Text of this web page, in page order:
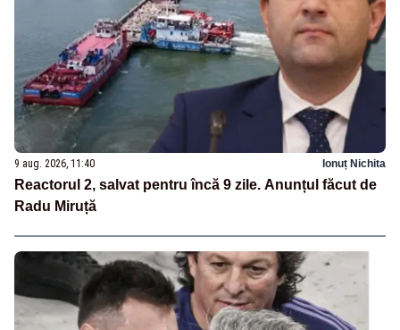
9 aug. 2026, 11:40 Ionuț Nichita
Reactorul 2, salvat pentru încă 9 zile. Anunțul făcut de
Radu Miruță